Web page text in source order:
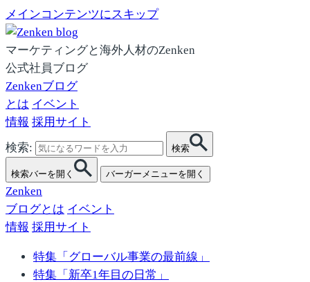
メインコンテンツにスキップ
マーケティングと海外人材のZenken
公式社員ブログ
Zenkenブログ
とは イベント
情報 採用サイト
検索:
検索
検索バーを開く バーガーメニューを開く
Zenken
ブログとは イベント
情報 採用サイト
特集「グローバル事業の最前線」
特集「新卒1年目の日常」